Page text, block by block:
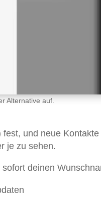
Alternative auf.
und neue Kontakte
je zu sehen.
deinen